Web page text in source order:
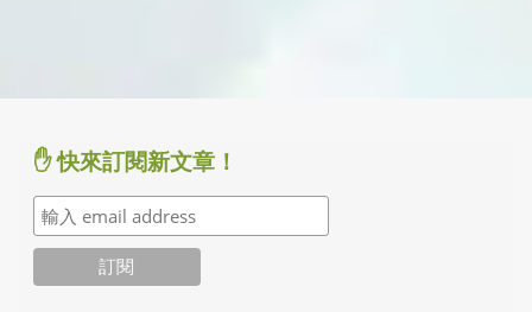
✋ 快來訂閱新文章！